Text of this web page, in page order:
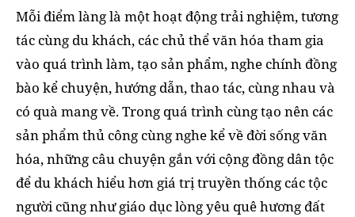
Mỗi điểm làng là một hoạt động trải nghiệm, tương
tác cùng du khách, các chủ thể văn hóa tham gia
vào quá trình làm, tạo sản phẩm, nghe chính đồng
bào kể chuyện, hướng dẫn, thao tác, cùng nhau và
có quà mang về. Trong quá trình cùng tạo nên các
sản phẩm thủ công cùng nghe kể về đời sống văn
hóa, những câu chuyện gắn với cộng đồng dân tộc
để du khách hiểu hơn giá trị truyền thống các tộc
người cũng như giáo dục lòng yêu quê hương đất